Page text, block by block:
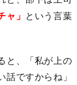
ャ」 という言葉
と、「私が上の
ですからね」